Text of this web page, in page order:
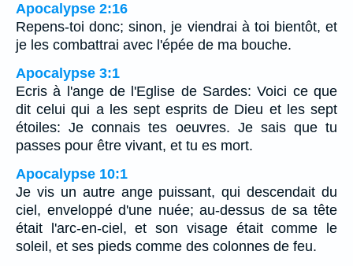
Apocalypse 2:16
Repens-toi donc; sinon, je viendrai à toi bientôt, et
je les combattrai avec l'épée de ma bouche.
Apocalypse 3:1
Ecris à l'ange de l'Eglise de Sardes: Voici ce que
dit celui qui a les sept esprits de Dieu et les sept
étoiles: Je connais tes oeuvres. Je sais que tu
passes pour être vivant, et tu es mort.
Apocalypse 10:1
Je vis un autre ange puissant, qui descendait du
ciel, enveloppé d'une nuée; au-dessus de sa tête
était l'arc-en-ciel, et son visage était comme le
soleil, et ses pieds comme des colonnes de feu.